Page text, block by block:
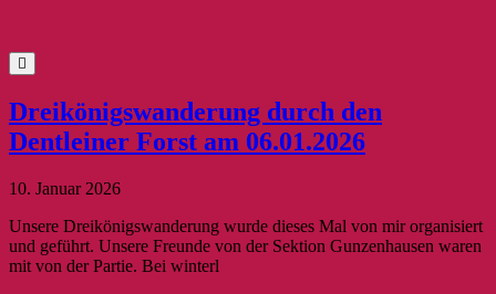
Dreikönigswanderung durch den
Dentleiner Forst am 06.01.2026
10. Januar 2026
Unsere Dreikönigswanderung wurde dieses Mal von mir organisiert
und geführt. Unsere Freunde von der Sektion Gunzenhausen waren
mit von der Partie. Bei winterl